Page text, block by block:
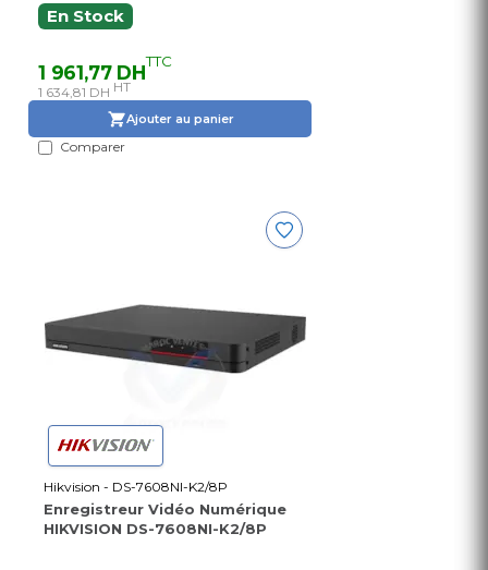
En Stock
1 961,77 DHTTC
1 634,81 DH HT
Ajouter au panier
Comparer
Hikvision - DS-7608NI-K2/8P
Enregistreur Vidéo Numérique
HIKVISION DS-7608NI-K2/8P